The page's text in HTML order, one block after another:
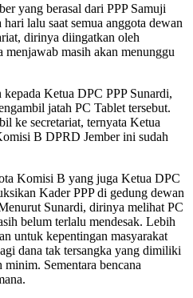
yang berasal dari PPP Samuji
lalu saat semua anggota dewan
dirinya diingatkan oleh
masih akan menunggu
Ketua DPC PPP Sunardi,
jatah PC Tablet tersebut.
ke secretariat, ternyata Ketua
B DPRD Jember ini sudah
Komisi B yang juga Ketua DPC
Kader PPP di gedung dewan
Sunardi, dirinya melihat PC
belum terlalu mendesak. Lebih
untuk kepentingan masyarakat
dana tak tersangka yang dimiliki
Sementara bencana